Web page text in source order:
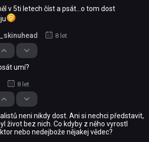
v 5ti letech číst a psát...o tom dost
8 let
umí?
8 let
neni nikdy dost. Ani si nechci představit,
život bez nich. Co kdyby z něho vyrostl
nebo nedejbože nějakej vědec?